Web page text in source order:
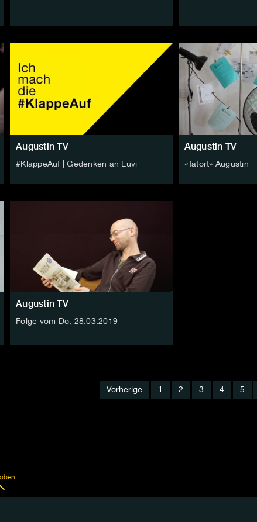
Augustin TV
#KlappeAuf | Gedenken an Luvi
Augustin TV
«Tatort» Augustin
Augustin TV
Folge vom Do, 28.03.2019
Vorherige 1 2 3 4 5